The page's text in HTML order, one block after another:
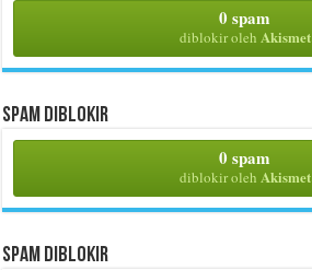
0 spam
diblokir oleh Akismet
Spam Diblokir
0 spam
diblokir oleh Akismet
Spam Diblokir